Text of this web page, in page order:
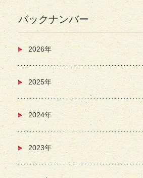
バックナンバー
2026年
2025年
2024年
2023年